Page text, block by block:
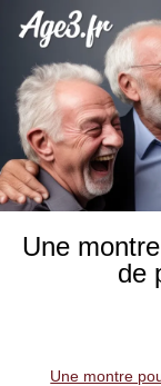
Une
de
Une montre